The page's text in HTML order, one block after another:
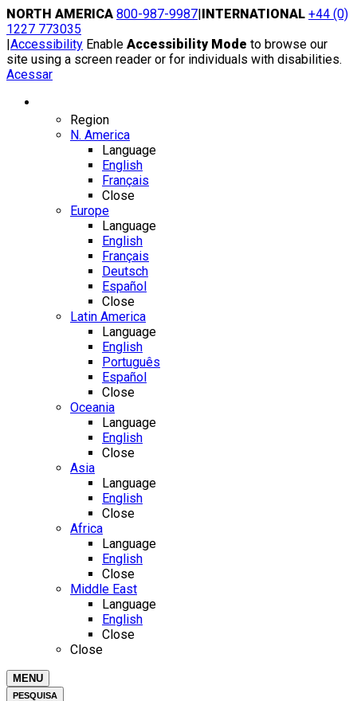
Skip
to
content
NORTH AMERICA 800-987-9987|INTERNATIONAL +44 (0)
1227 773035
|Accessibility Enable Accessibility Mode to browse our
site using a screen reader or for individuals with disabilities.
Acessar
Region
N. America
Language
English
Français
Close
Europe
Language
English
Français
Deutsch
Español
Close
Latin America
Language
English
Português
Español
Close
Oceania
Language
English
Close
Asia
Language
English
Close
Africa
Language
English
Close
Middle East
Language
English
Close
Close
MENU
PESQUISA